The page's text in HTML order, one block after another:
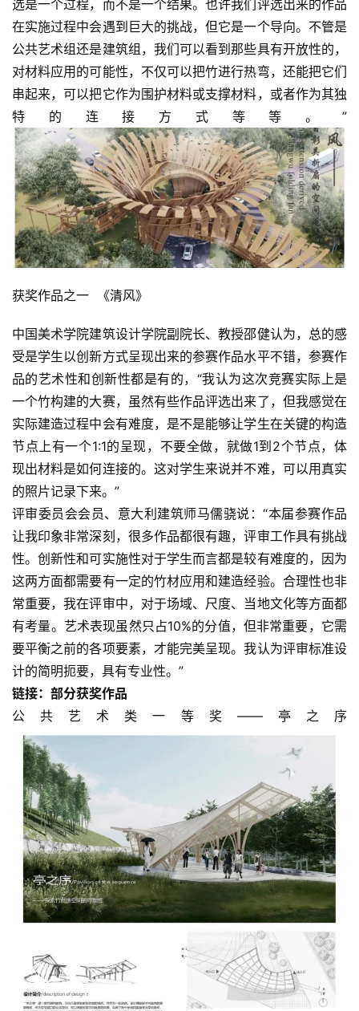
欣
赏
砚
边
夜
话
美
术
图
库
易
錯
用
錯
體
字
一
百
例
选是一个过程，而不是一个结果。也许我们评选出来的作品
在实施过程中会遇到巨大的挑战，但它是一个导向。不管是
公共艺术组还是建筑组，我们可以看到那些具有开放性的，
对材料应用的可能性，不仅可以把竹进行热弯，还能把它们
串起来，可以把它作为围护材料或支撑材料，或者作为其独
特的连接方式等等。”
获奖作品之一  《清风》
中国美术学院建筑设计学院副院长、教授邵健认为，总的感
受是学生以创新方式呈现出来的参赛作品水平不错，参赛作
品的艺术性和创新性都是有的，“我认为这次竞赛实际上是
一个竹构建的大赛，虽然有些作品评选出来了，但我感觉在
实际建造过程中会有难度，是不是能够让学生在关键的构造
节点上有一个1:1的呈现，不要全做，就做1到2个节点，体
现出材料是如何连接的。这对学生来说并不难，可以用真实
的照片记录下来。”
评审委员会会员、意大利建筑师马儒骁说：“本届参赛作品
让我印象非常深刻，很多作品都很有趣，评审工作具有挑战
性。创新性和可实施性对于学生而言都是较有难度的，因为
这两方面都需要有一定的竹材应用和建造经验。合理性也非
常重要，我在评审中，对于场域、尺度、当地文化等方面都
有考量。艺术表现虽然只占10%的分值，但非常重要，它需
要平衡之前的各项要素，才能完美呈现。我认为评审标准设
计的简明扼要，具有专业性。”
链接：部分获奖作品
公共艺术类一等奖——亭之序